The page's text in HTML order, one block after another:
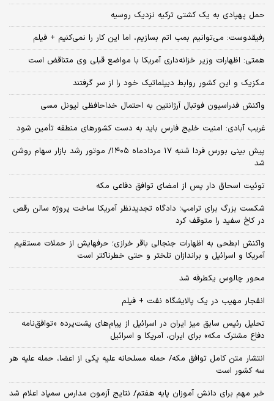
حمل پهپادی به یک کشتی ترکیه نزدیک روسیه
رفیقدوست: می‌توانیم بمب اتم بسازیم، اما این کار را نمی‌کنیم + فیلم
همتی: اظهارات وزیر خزانه‌داری آمریکا با مواضع قبلی وی متناقض است
مکزیک و این کشور روابط دیپلماتیک خود را از سر گرفتند
واکنش فدراسیون فوتبال آرژانتین به احتمال خداحافظی لیونل مسی
غریب آبادی: امنیت خلیج فارس باید به دست کشورهای منطقه تأمین شود
پیش بینی بورس فردا شنبه ۱۷ مردادماه ۱۴۰۵/ موتور رشد بازار سهام روشن
شد
توئیت اسحاق دار پس از امضای توافق دفاعی مکه
شکست بزرگ برای ترامپ؛ دادگاه تجدیدنظر آمریکا ساخت پروژه سالن رقص
در کاخ سفید را متوقف کرد
واکنش ابطحی به اظهارات جنجالی باقر خرازی؛ حرفهایش از حملات مستقیم
آمریکا و اسرائیل و براندازان تلختر و حتی خطرناکتر است
محور چالوس یکطرفه شد
انفجار مهیب در یک پالایشگاه نفت + فیلم
تحلیل رئیس سابق میز ایران در اسرائیل از پیام‌های پشت‌پرده «توافق‌نامه
دفاع مشترک مکه» برای ایران، آمریکا و اسرائیل
انتشار متن کامل توافق مکه/ حمله مسلحانه علیه یکی از اعضا، حمله علیه هر
سه کشور است
خبر مهم برای دانش آموزان پایه هفتم/ نتایج آزمون مدارس سمپاد اعلام شد